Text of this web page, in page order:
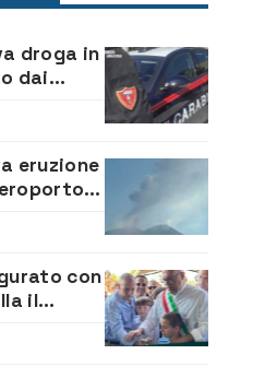
droga in
dai
eruzione
con
il